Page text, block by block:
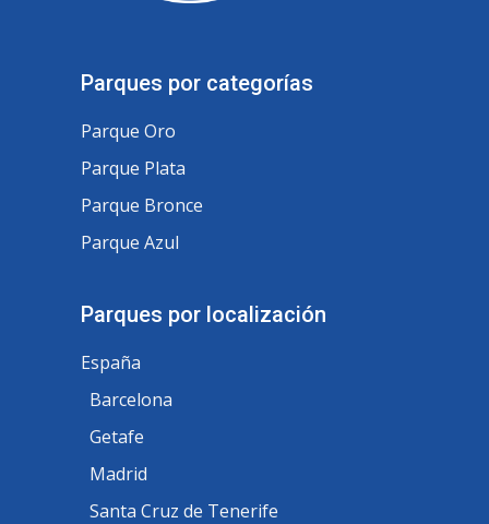
Parques por categorías
Parque Oro
Parque Plata
Parque Bronce
Parque Azul
Parques por localización
España
Barcelona
Getafe
Madrid
Santa Cruz de Tenerife